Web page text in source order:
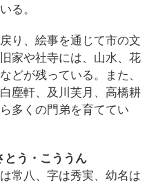
る。
り、絵事を通じて市の文
家や社寺には、山水、花
どが残っている。また、
塵軒、及川芙月、高橋耕
多くの門弟を育ててい
う・こううん
常八、字は秀実、幼名は